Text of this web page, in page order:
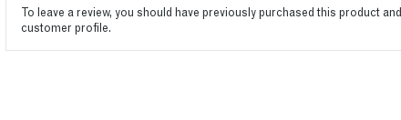
To leave a review, you should have previously purchased this product and
customer profile.